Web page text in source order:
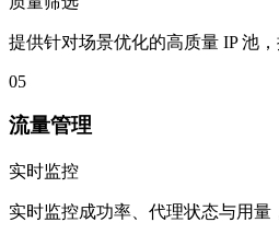
提供针对场景优化的高质量 IP 池，
05
流量管理
实时监控
实时监控成功率、代理状态与用量